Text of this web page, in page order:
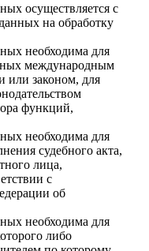
осуществляется с
на обработку
необходима для
международным
или законом, для
функций,
необходима для
судебного акта,
лица,
с
об
необходима для
либо